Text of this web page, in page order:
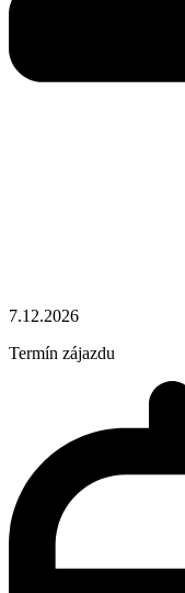
7.12.2026
Termín zájazdu